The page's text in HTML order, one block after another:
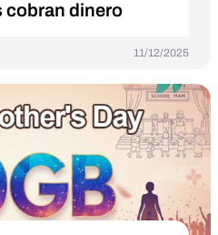
cobran dinero
11/12/2025